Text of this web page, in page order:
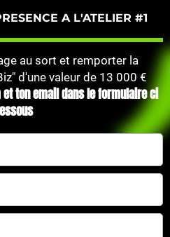
A L'ATELIER #1
au sort et remporter la
d'une valeur de 13 000 €
ton email dans le formulaire ci